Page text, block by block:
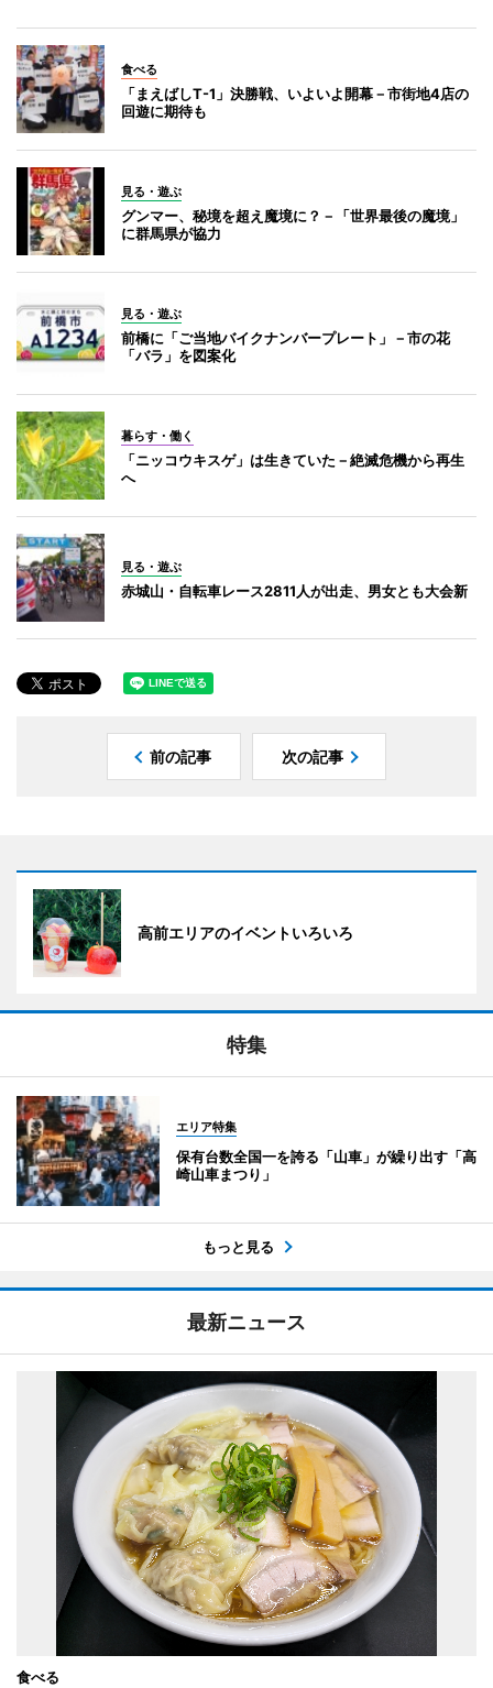
食べる
「まえばしT-1」決勝戦、いよいよ開幕－市街地4店の
回遊に期待も
見る・遊ぶ
グンマー、秘境を超え魔境に？－「世界最後の魔境」
に群馬県が協力
見る・遊ぶ
前橋に「ご当地バイクナンバープレート」－市の花
「バラ」を図案化
暮らす・働く
「ニッコウキスゲ」は生きていた－絶滅危機から再生
へ
見る・遊ぶ
赤城山・自転車レース2811人が出走、男女とも大会新
前の記事 次の記事
高前エリアのイベントいろいろ
特集
エリア特集
保有台数全国一を誇る「山車」が繰り出す「高
崎山車まつり」
もっと見る
最新ニュース
食べる